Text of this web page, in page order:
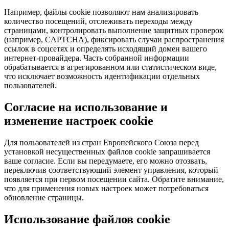
Например, файлы cookie позволяют нам анализировать
количество посещений, отслеживать переходы между
страницами, контролировать выполнение защитных проверок
(например, CAPTCHA), фиксировать случаи распространения
ссылок в соцсетях и определять исходящий домен вашего
интернет-провайдера. Часть собранной информации
обрабатывается в агрегированном или статистическом виде,
что исключает возможность идентификации отдельных
пользователей.
Согласие на использование и
изменение настроек cookie
Для пользователей из стран Европейского Союза перед
установкой несущественных файлов cookie запрашивается
ваше согласие. Если вы передумаете, его можно отозвать,
переключив соответствующий элемент управления, который
появляется при первом посещении сайта. Обратите внимание,
что для применения новых настроек может потребоваться
обновление страницы.
Использование файлов cookie